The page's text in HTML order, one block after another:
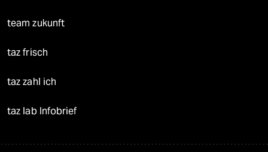
team zukunft
taz frisch
taz zahl ich
taz lab Infobrief